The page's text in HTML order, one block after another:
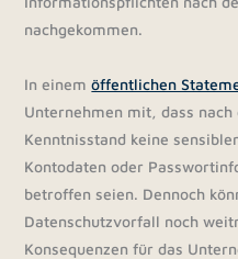
nachgekommen.
In einemöffentlichen
Unternehmen mit, dass
Kenntnisstand keine
Kontodaten oder
betroffen seien. Dennoch
Datenschutzvorfall noch
Konsequenzen für das